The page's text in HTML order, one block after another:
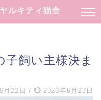
ルキティ猫舎
飼い主様決ま
月22日 / 2023年6月23日